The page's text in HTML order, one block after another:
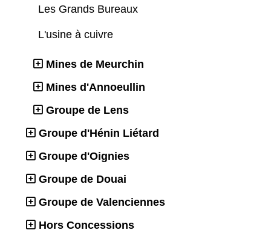
Les Grands Bureaux
L'usine à cuivre
Mines de Meurchin
Mines d'Annoeullin
Groupe de Lens
Groupe d'Hénin Liétard
Groupe d'Oignies
Groupe de Douai
Groupe de Valenciennes
Hors Concessions